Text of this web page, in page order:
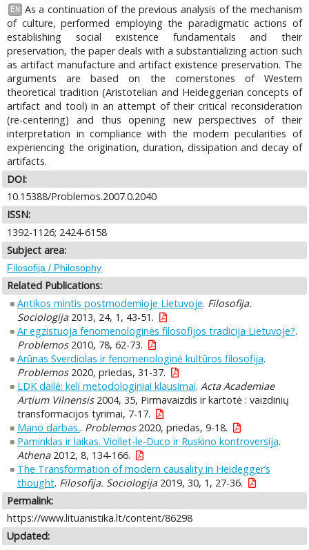
EN
As a continuation of the previous analysis of the mechanism
of culture, performed employing the paradigmatic actions of
establishing social existence fundamentals and their
preservation, the paper deals with a substantializing action such
as artifact manufacture and artifact existence preservation. The
arguments are based on the cornerstones of Western
theoretical tradition (Aristotelian and Heideggerian concepts of
artifact and tool) in an attempt of their critical reconsideration
(re-centering) and thus opening new perspectives of their
interpretation in compliance with the modern pecularities of
experiencing the origination, duration, dissipation and decay of
artifacts.
DOI:
10.15388/Problemos.2007.0.2040
ISSN:
1392-1126; 2424-6158
Subject area:
Filosofija / Philosophy
Related Publications:
Antikos mintis postmodernioje Lietuvoje. Filosofija.
Sociologija2013, 24, 1, 43-51.
Ar egzistuoja fenomenologinės filosofijos tradicija Lietuvoje?.
Problemos2010, 78, 62-73.
Arūnas Sverdiolas ir fenomenologinė kultūros filosofija.
Problemos2020, priedas, 31-37.
LDK dailė: keli metodologiniai klausimai. Acta Academiae
Artium Vilnensis2004, 35, Pirmavaizdis ir kartotė : vaizdinių
transformacijos tyrimai, 7-17.
Mano darbas.. Problemos2020, priedas, 9-18.
Paminklas ir laikas. Viollet-le-Duco ir Ruskino kontroversija.
Athena2012, 8, 134-166.
The Transformation of modern causality in Heidegger’s
thought. Filosofija. Sociologija2019, 30, 1, 27-36.
Permalink:
https://www.lituanistika.lt/content/86298
Updated: